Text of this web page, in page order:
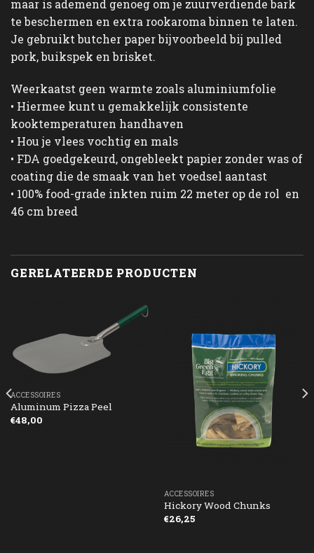
maar is ademend genoeg om je zuurverdiende bark
te beschermen en extra rookaroma binnen te laten.
Je gebruikt butcher paper bijvoorbeeld bij pulled
pork, buikspek en brisket.
Weerkaatst geen warmte zoals aluminiumfolie
• Hiermee kunt u gemakkelijk consistente
kooktemperaturen handhaven
• Hou je vlees vochtig en mals
• FDA goedgekeurd, ongebleekt papier zonder was of
coating die de smaak van het voedsel aantast
• 100% food-grade inkten ruim 22 meter op de rol en
46 cm breed
GERELATEERDE PRODUCTEN
ACCESSOIRES
Aluminum Pizza Peel
€48,00
ACCESSOIRES
Hickory Wood Chunks
€26,25